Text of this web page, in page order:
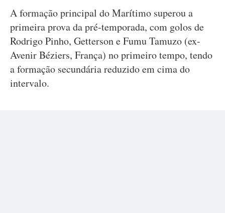
A formação principal do Marítimo superou a
primeira prova da pré-temporada, com golos de
Rodrigo Pinho, Getterson e Fumu Tamuzo (ex-
Avenir Béziers, França) no primeiro tempo, tendo
a formação secundária reduzido em cima do
intervalo.